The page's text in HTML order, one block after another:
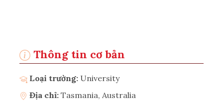
Thông tin cơ bản
Loại trường: University
Địa chỉ: Tasmania, Australia